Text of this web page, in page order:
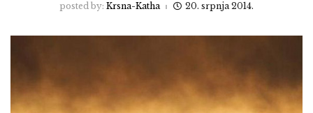
posted by: Krsna-Katha 20. srpnja 2014.